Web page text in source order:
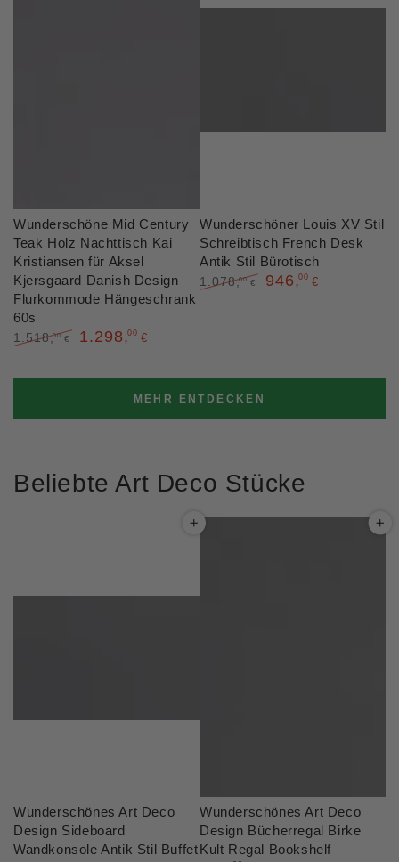
Wunderschöne Mid Century
Teak Holz Nachttisch Kai
Kristiansen für Aksel
Kjersgaard Danish Design
Flurkommode Hängeschrank
60s
1.518,00 € 1.298,00 €
Wunderschöner Louis XV Stil
Schreibtisch French Desk
Antik Stil Bürotisch
1.078,00 € 946,00 €
MEHR ENTDECKEN
Beliebte Art Deco Stücke
Wunderschönes Art Deco
Design Sideboard
Wandkonsole Antik Stil Buffet
Wunderschönes Art Deco
Design Bücherregal Birke
Kult Regal Bookshelf